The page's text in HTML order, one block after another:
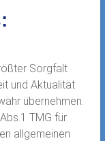
Sorgfalt
und Aktualität
übernehmen.
TMG für
allgemeinen